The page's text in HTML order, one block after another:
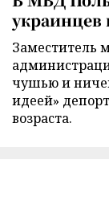
украинцев
Заместитель
чушью и
идеей»
возраста.